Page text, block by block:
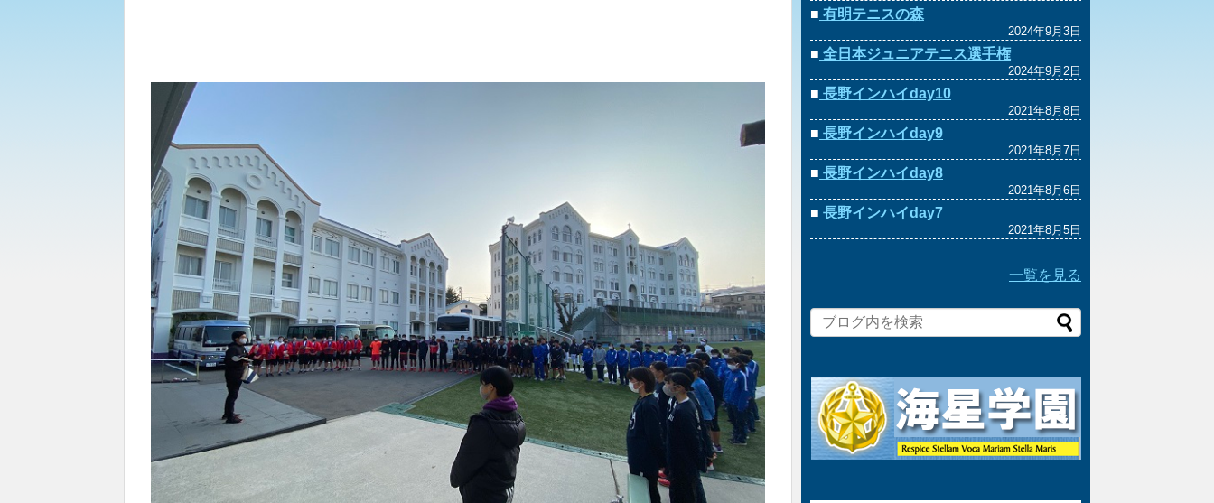
■ 有明テニスの森
2024年9月3日
■ 全日本ジュニアテニス選手権
2024年9月2日
■ 長野インハイday10
2021年8月8日
■ 長野インハイday9
2021年8月7日
■ 長野インハイday8
2021年8月6日
■ 長野インハイday7
2021年8月5日
一覧を見る